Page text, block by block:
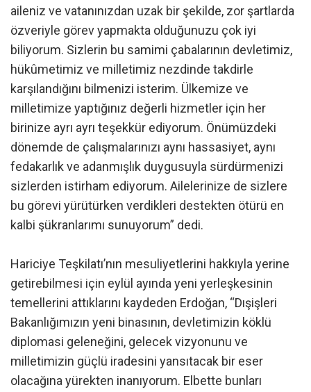
aileniz ve vatanınızdan uzak bir şekilde, zor şartlarda
özveriyle görev yapmakta olduğunuzu çok iyi
biliyorum. Sizlerin bu samimi çabalarının devletimiz,
hükûmetimiz ve milletimiz nezdinde takdirle
karşılandığını bilmenizi isterim. Ülkemize ve
milletimize yaptığınız değerli hizmetler için her
birinize ayrı ayrı teşekkür ediyorum. Önümüzdeki
dönemde de çalışmalarınızı aynı hassasiyet, aynı
fedakarlık ve adanmışlık duygusuyla sürdürmenizi
sizlerden istirham ediyorum. Ailelerinize de sizlere
bu görevi yürütürken verdikleri destekten ötürü en
kalbi şükranlarımı sunuyorum” dedi.
Hariciye Teşkilatı’nın mesuliyetlerini hakkıyla yerine
getirebilmesi için eylül ayında yeni yerleşkesinin
temellerini attıklarını kaydeden Erdoğan, “Dışişleri
Bakanlığımızın yeni binasının, devletimizin köklü
diplomasi geleneğini, gelecek vizyonunu ve
milletimizin güçlü iradesini yansıtacak bir eser
olacağına yürekten inanıyorum. Elbette bunları